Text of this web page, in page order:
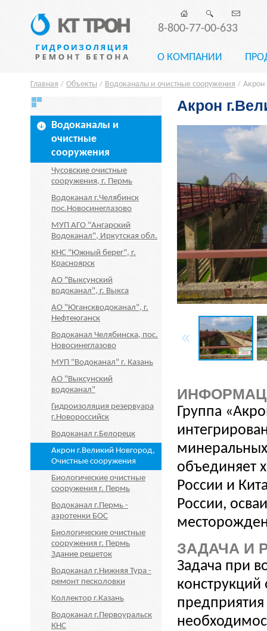
8-800-77-00-633
О КОМПАНИИ
Главная / Объекты / Водоканалы и очистные сооружения / Акрон
Водоканалы и
очистные
сооружения
Чусовские очистные
сооружения, г. Пермь
Водоканал г.Челябинск
пос.Новосинеглазово
МУП АГО "Ангарский
Водоканал", Иркутская обл.
КНС "Южный берег", г.
Красноярск
АО "Выксунский
водоканал", г. Выкса
АО "Юганскводоканал", г.
Нефтеюганск
Водоканал Челябинска, пос.
Новосинеглазово
МУП "Водоканал" г. Казань
АО "Выксунский
водоканал"
Гидроизоляция резервуара
г.Новороссийск
Водоканал г.Белорецк
Акрон г.Великий Новгород,
Очистные сооружения
Биологические очистные
сооружения г. Пермь
Водоканал г.Пермь -
аэротенки БОС
Биологические очистные
сооружения г. Пермь
Здание решеток
Водоканал г.Нижняя Тура -
ремонт песколовки
Коллектор г.Казань
Водоканал г.Первоуральск
КНС
Акрон
Группа
объединяет
России и
России,
ЗАДАЧА И
Задача при